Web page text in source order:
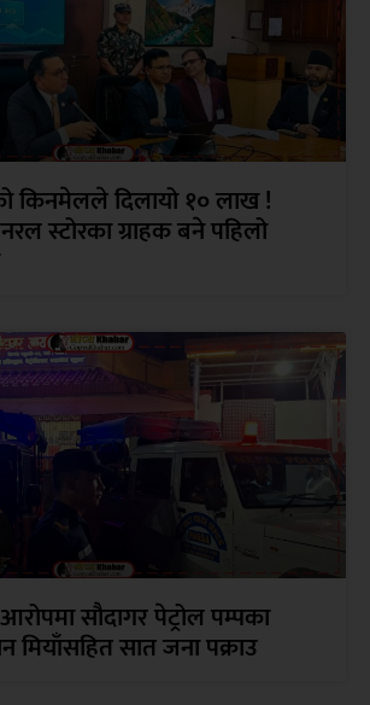
किनमेलले दिलायो १० लाख !
स्टोरका ग्राहक बने पहिलो
सौदागर पेट्रोल पम्पका
मियाँसहित सात जना पक्राउ